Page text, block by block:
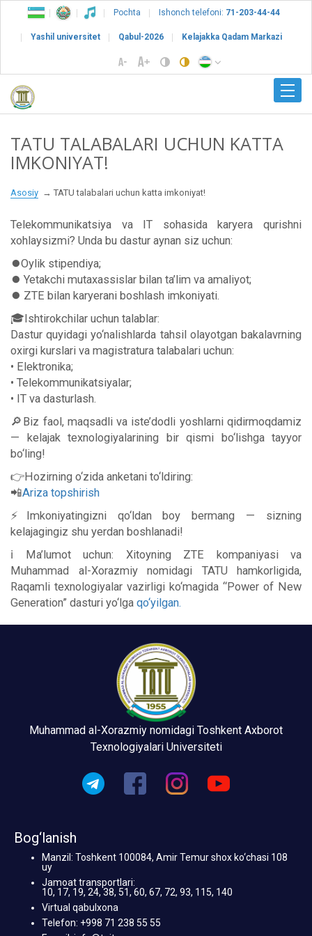
Pochta Ishonch telefoni: 71-203-44-44
Yashil universitet Qabul-2026 Kelajakka Qadam Markazi
TATU TALABALARI UCHUN KATTA
IMKONIYAT!
Asosiy TATU talabalari uchun katta imkoniyat!
Telekommunikatsiya va IT sohasida karyera qurishni
xohlaysizmi? Unda bu dastur aynan siz uchun:
⏺Oylik stipendiya;
⏺ Yetakchi mutaxassislar bilan ta’lim va amaliyot;
⏺ ZTE bilan karyerani boshlash imkoniyati.
🎓Ishtirokchilar uchun talablar:
Dastur quyidagi yo‘nalishlarda tahsil olayotgan bakalavrning
oxirgi kurslari va magistratura talabalari uchun:
• Elektronika;
• Telekommunikatsiyalar;
• IT va dasturlash.
🔎Biz faol, maqsadli va iste’dodli yoshlarni qidirmoqdamiz
— kelajak texnologiyalarining bir qismi bo‘lishga tayyor
bo‘ling!
👉Hozirning o‘zida anketani to‘ldiring:
📲Ariza topshirish
⚡️Imkoniyatingizni qo‘ldan boy bermang — sizning
kelajagingiz shu yerdan boshlanadi!
ℹ️ Ma’lumot uchun: Xitoyning ZTE kompaniyasi va
Muhammad al-Xorazmiy nomidagi TATU hamkorligida,
Raqamli texnologiyalar vazirligi ko‘magida “Power of New
Generation” dasturi yo‘lga qo‘yilgan.
Muhammad al-Xorazmiy nomidagi Toshkent Axborot
Texnologiyalari Universiteti
Bog‘lanish
Manzil: Toshkent 100084, Amir Temur shox ko‘chasi 108
uy
Jamoat transportlari:
10, 17, 19, 24, 38, 51, 60, 67, 72, 93, 115, 140
Virtual qabulxona
Telefon: +998 71 238 55 55